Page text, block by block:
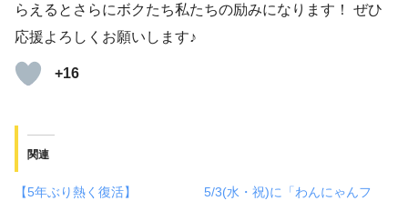
らえるとさらにボクたち私たちの励みになります！ ぜひ
応援よろしくお願いします♪
+16
関連
【5年ぶり熱く復活】
5/3(水・祝)に「わんにゃんフ